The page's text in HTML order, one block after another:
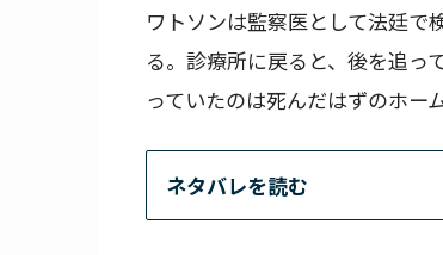
ワトソンは監察医として法廷で
る。診療所に戻ると、後を追っ
っていたのは死んだはずのホー
ネタバレを読む